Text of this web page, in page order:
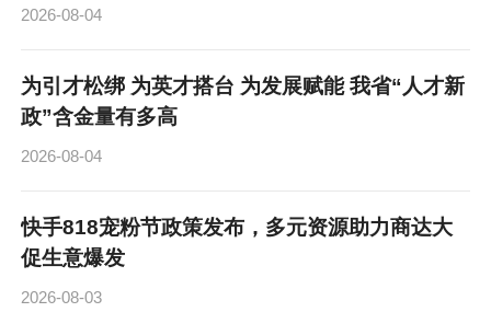
2026-08-04
为引才松绑 为英才搭台 为发展赋能 我省“人才新
政”含金量有多高
2026-08-04
快手818宠粉节政策发布，多元资源助力商达大
促生意爆发
2026-08-03